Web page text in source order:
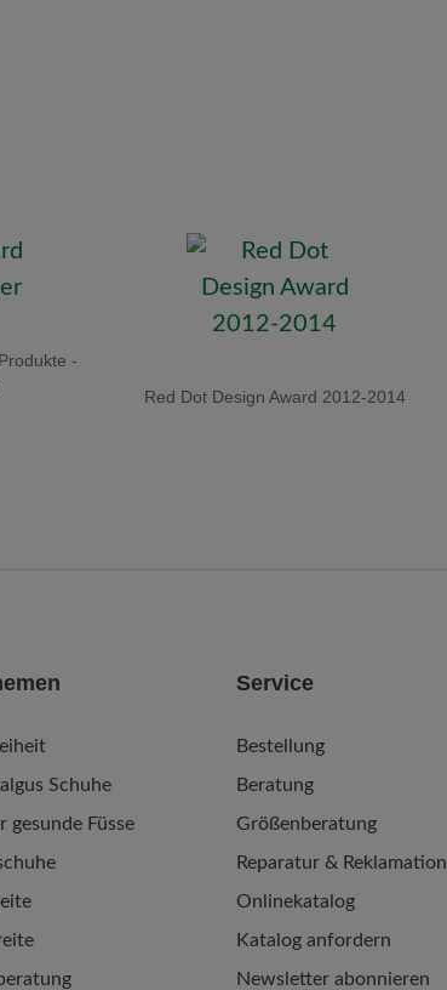
-
Red Dot Design Award 2012-2014
Schuhe
gesunde Füsse
Service
Bestellung
Beratung
Größenberatung
Reparatur & Reklamation
Onlinekatalog
Katalog anfordern
Newsletter abonnieren